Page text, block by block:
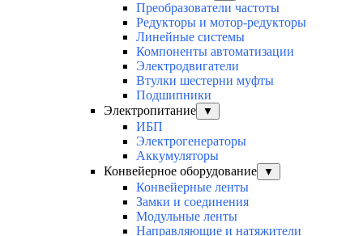
Преобразователи частоты
Редукторы и мотор-редукторы
Линейные системы
Компоненты автоматизации
Электродвигатели
Втулки шестерни муфты
Подшипники
Электропитание
▼
ИБП
Электрогенераторы
Аккумуляторы
Конвейерное оборудование
▼
Конвейерные ленты
Замки и соединения
Модульные ленты
Направляющие и натяжители